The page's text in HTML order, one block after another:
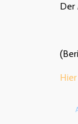
Der
Hier